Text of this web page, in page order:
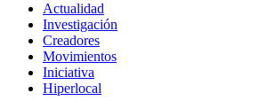
Actualidad
Investigación
Creadores
Movimientos
Iniciativa
Hiperlocal